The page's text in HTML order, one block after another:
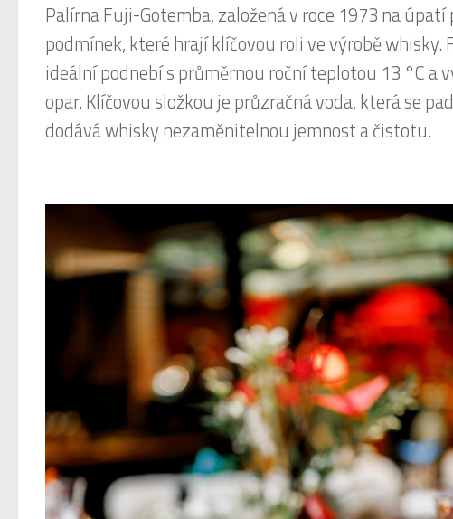
Palírna Fuji-Gotemba, založená v roce 1973 na
podmínek, které hrají klíčovou roli ve výrobě whisky.
ideální podnebí s průměrnou roční teplotou 13 °C
opar. Klíčovou složkou je průzračná voda, která se
dodává whisky nezaměnitelnou jemnost a čistotu.